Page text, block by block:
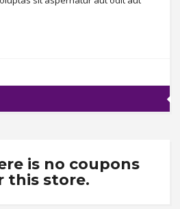
magni dolores eos qui ratione
amet, consectetur, adipisci velit,
quaerat voluptatem.
is no coupons
this store.